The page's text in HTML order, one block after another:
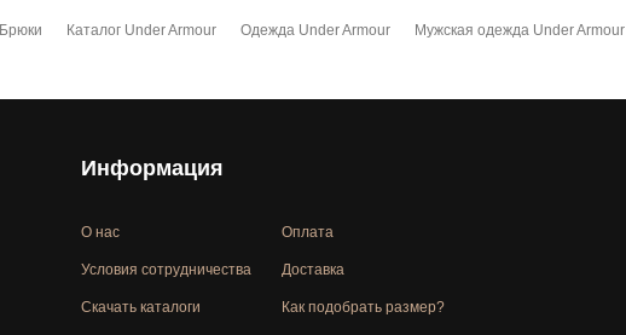
Брюки Каталог Under Armour Одежда Under Armour Мужская одежда Under Armour
Информация
О нас
Условия сотрудничества
Скачать каталоги
Оплата
Доставка
Как подобрать размер?